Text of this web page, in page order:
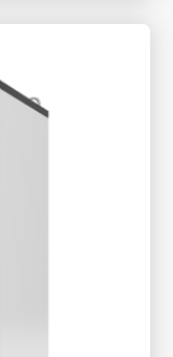
voltage
parallel/off
းထုတ်လုပ်ခြင်း၊